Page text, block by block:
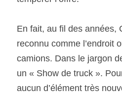
En fait, au fil des années,
reconnu comme l’endroit
camions. Dans le jargon
un « Show de truck ».
aucun d’élément très